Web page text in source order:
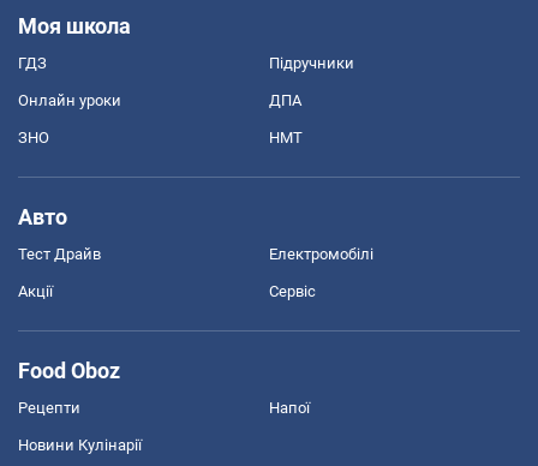
Моя школа
ГДЗ Підручники
Онлайн уроки ДПА
ЗНО НМТ
Авто
Тест Драйв Електромобілі
Акції Сервіс
Food Oboz
Рецепти Напої
Новини Кулінарії